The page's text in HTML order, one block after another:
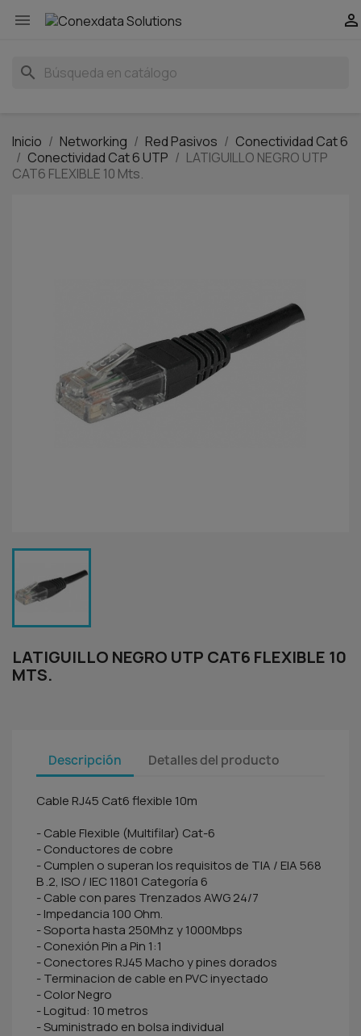
 
search
Inicio Networking Red Pasivos
Conectividad Cat 6
Conectividad Cat 6 UTP
LATIGUILLO NEGRO UTP
CAT6 FLEXIBLE 10 Mts.
LATIGUILLO NEGRO UTP CAT6 FLEXIBLE 10
MTS.
Descripción Detalles del producto
Cable RJ45 Cat6 flexible 10m
- Cable Flexible (Multifilar) Cat-6
- Conductores de cobre
- Cumplen o superan los requisitos de TIA / EIA 568
B .2, ISO / IEC 11801 Categoría 6
- Cable con pares Trenzados AWG 24/7
- Impedancia 100 Ohm.
- Soporta hasta 250Mhz y 1000Mbps
- Conexión Pin a Pin 1:1
- Conectores RJ45 Macho y pines dorados
- Terminacion de cable en PVC inyectado
- Color Negro
- Logitud: 10 metros
- Suministrado en bolsa individual